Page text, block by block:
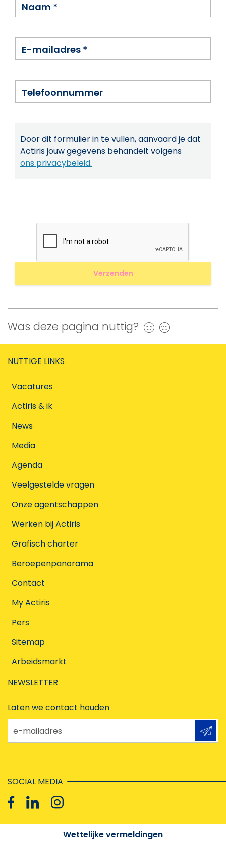
Naam *
E-mailadres *
Telefoonnummer
Door dit formulier in te vullen, aanvaard je dat
Actiris jouw gegevens behandelt volgens
ons privacybeleid.
Was deze pagina nuttig? Ja
NUTTIGE LINKS
Vacatures
Actiris & ik
News
Media
Agenda
Veelgestelde vragen
Onze agentschappen
Werken bij Actiris
Grafisch charter
Beroepenpanorama
Contact
My Actiris
Pers
Sitemap
Arbeidsmarkt
NEWSLETTER
Laten we contact houden
e-mailadres
SOCIAL MEDIA
Wettelijke vermeldingen